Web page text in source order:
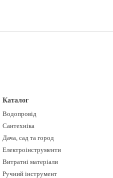
Каталог
Водопровід
Сантехніка
Дача, сад та город
Електроінструменти
Витратні матеріали
Ручний інструмент